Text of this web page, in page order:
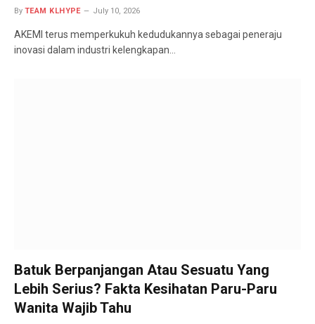
By TEAM KLHYPE July 10, 2026
AKEMI terus memperkukuh kedudukannya sebagai peneraju
inovasi dalam industri kelengkapan…
Batuk Berpanjangan Atau Sesuatu Yang
Lebih Serius? Fakta Kesihatan Paru-Paru
Wanita Wajib Tahu